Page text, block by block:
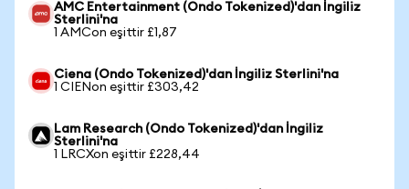
AMC Entertainment (Ondo Tokenized)'dan İngiliz
Sterlini'na
1 AMCon eşittir £1,87
Ciena (Ondo Tokenized)'dan İngiliz Sterlini'na
1 CIENon eşittir £303,42
Lam Research (Ondo Tokenized)'dan İngiliz
Sterlini'na
1 LRCXon eşittir £228,44